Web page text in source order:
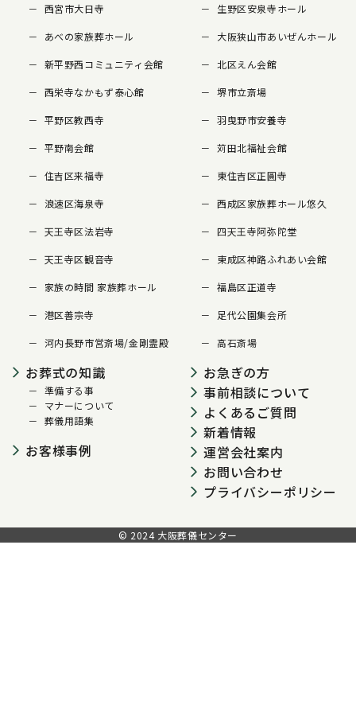
西宮市大日寺 生野区安泉寺ホール
あべの家族葬ホール 大阪狭山市あいぜんホール
新平野西コミュニティ会館 北区えん会館
西栄寺なかもず泰心館 堺市立斎場
平野区教西寺 羽曳野市安養寺
平野南会館 苅田北福祉会館
住吉区来福寺 東住吉区正圓寺
浪速区海泉寺 西成区家族葬ホール悠久
天王寺区法岩寺 四天王寺阿弥陀堂
天王寺区観音寺 東成区神路ふれあい会館
家族の時間 家族葬ホール 福島区正道寺
港区善宗寺 足代公園集会所
河内長野市営斎場/金剛霊殿 高石斎場
お葬式の知識
準備する事
マナーについて
葬儀用語集
お客様事例
お急ぎの方
事前相談について
よくあるご質問
新着情報
運営会社案内
お問い合わせ
プライバシーポリシー
© 2024 大阪葬儀センター